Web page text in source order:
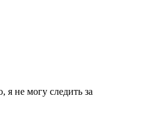
не могу следить за